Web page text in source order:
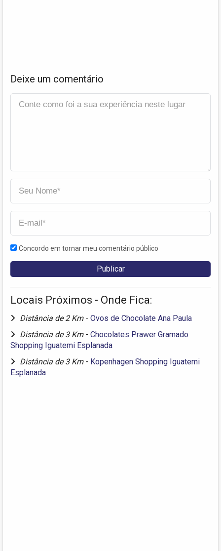
Deixe um comentário
Concordo em tornar meu comentário público
Locais Próximos - Onde Fica:
Distância de 2 Km - Ovos de Chocolate Ana Paula
Distância de 3 Km - Chocolates Prawer Gramado
Shopping Iguatemi Esplanada
Distância de 3 Km - Kopenhagen Shopping Iguatemi
Esplanada